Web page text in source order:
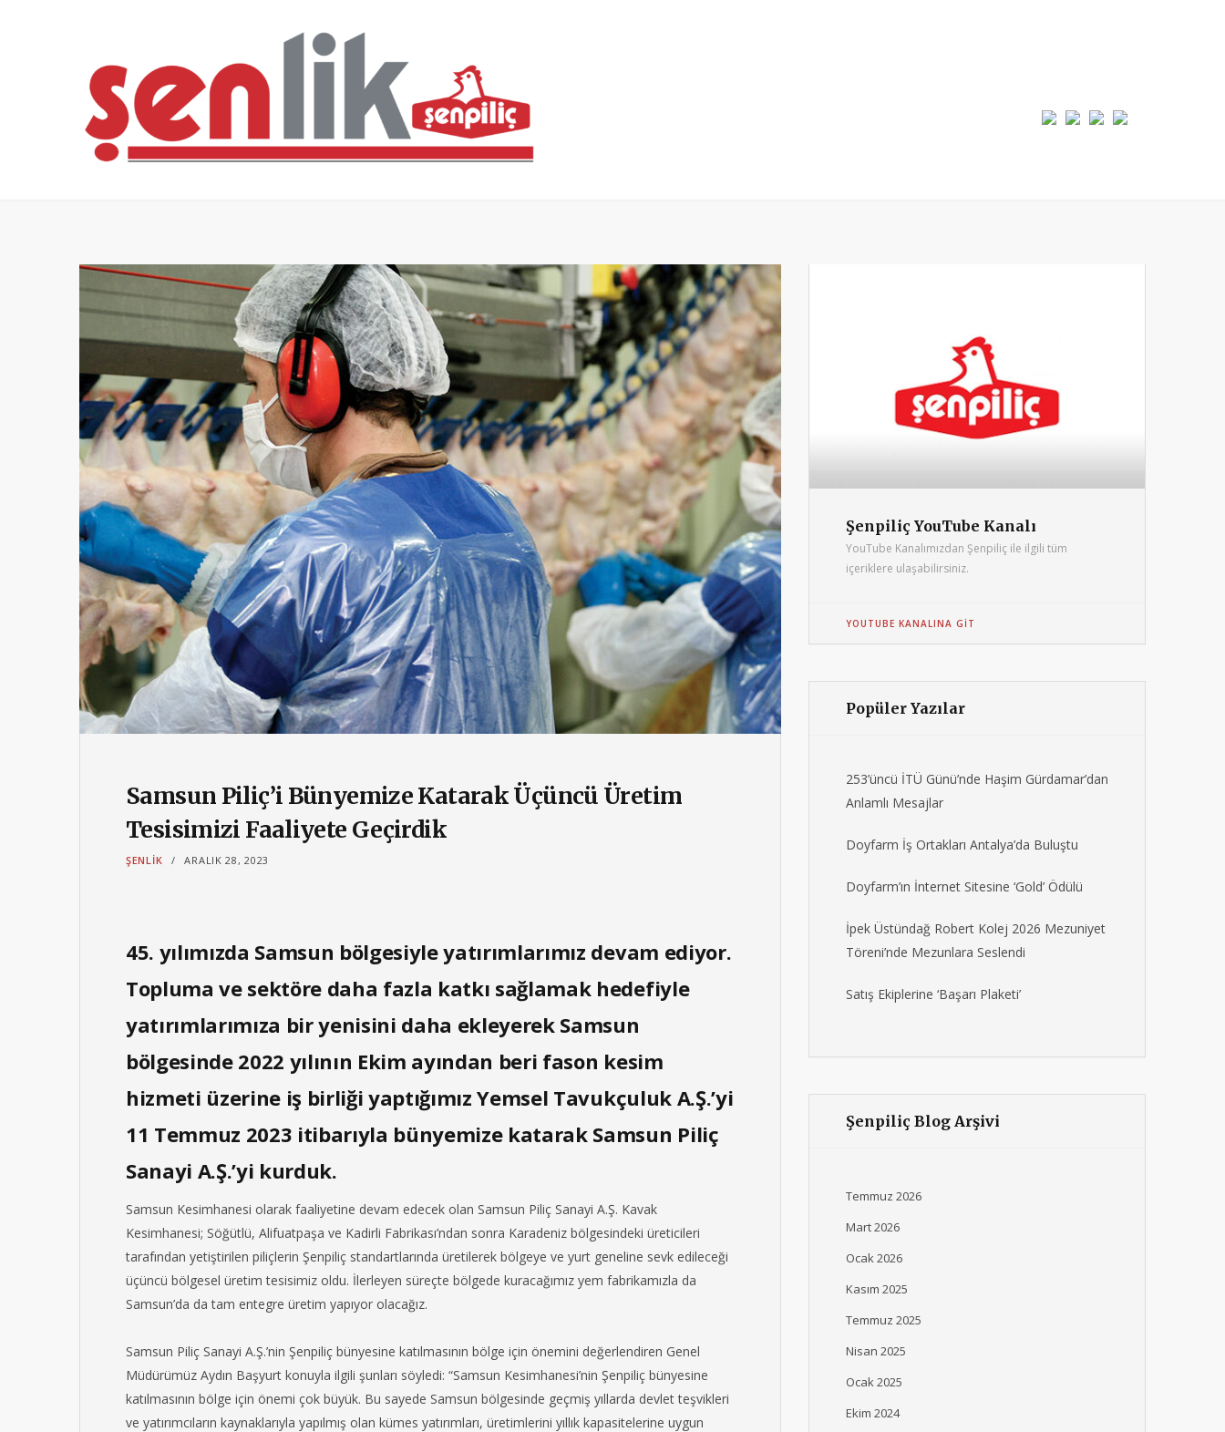
Samsun Piliç’i Bünyemize Katarak Üçüncü Üretim
Tesisimizi Faaliyete Geçirdik
ŞENLIK ARALIK 28, 2023
45. yılımızda Samsun bölgesiyle yatırımlarımız devam ediyor.
Topluma ve sektöre daha fazla katkı sağlamak hedefiyle
yatırımlarımıza bir yenisini daha ekleyerek Samsun
bölgesinde 2022 yılının Ekim ayından beri fason kesim
hizmeti üzerine iş birliği yaptığımız Yemsel Tavukçuluk A.Ş.’yi
11 Temmuz 2023 itibarıyla bünyemize katarak Samsun Piliç
Sanayi A.Ş.’yi kurduk.
Samsun Kesimhanesi olarak faaliyetine devam edecek olan Samsun Piliç Sanayi A.Ş. Kavak
Kesimhanesi; Söğütlü, Alifuatpaşa ve Kadirli Fabrikası’ndan sonra Karadeniz bölgesindeki üreticileri
tarafından yetiştirilen piliçlerin Şenpiliç standartlarında üretilerek bölgeye ve yurt geneline sevk edileceği
üçüncü bölgesel üretim tesisimiz oldu. İlerleyen süreçte bölgede kuracağımız yem fabrikamızla da
Samsun’da da tam entegre üretim yapıyor olacağız.
Samsun Piliç Sanayi A.Ş.’nin Şenpiliç bünyesine katılmasının bölge için önemini değerlendiren Genel
Müdürümüz Aydın Başyurt konuyla ilgili şunları söyledi: “Samsun Kesimhanesi’nin Şenpiliç bünyesine
katılmasının bölge için önemi çok büyük. Bu sayede Samsun bölgesinde geçmiş yıllarda devlet teşvikleri
ve yatırımcıların kaynaklarıyla yapılmış olan kümes yatırımları, üretimlerini yıllık kapasitelerine uygun
Şenpiliç YouTube Kanalı
YouTube Kanalımızdan Şenpiliç ile ilgili tüm
içeriklere ulaşabilirsiniz.
YOUTUBE KANALINA GIT
Popüler Yazılar
253’üncü İTÜ Günü’nde Haşim Gürdamar’dan
Anlamlı Mesajlar
Doyfarm İş Ortakları Antalya’da Buluştu
Doyfarm’ın İnternet Sitesine ‘Gold’ Ödülü
İpek Üstündağ Robert Kolej 2026 Mezuniyet
Töreni’nde Mezunlara Seslendi
Satış Ekiplerine ‘Başarı Plaketi’
Şenpiliç Blog Arşivi
Temmuz 2026
Mart 2026
Ocak 2026
Kasım 2025
Temmuz 2025
Nisan 2025
Ocak 2025
Ekim 2024